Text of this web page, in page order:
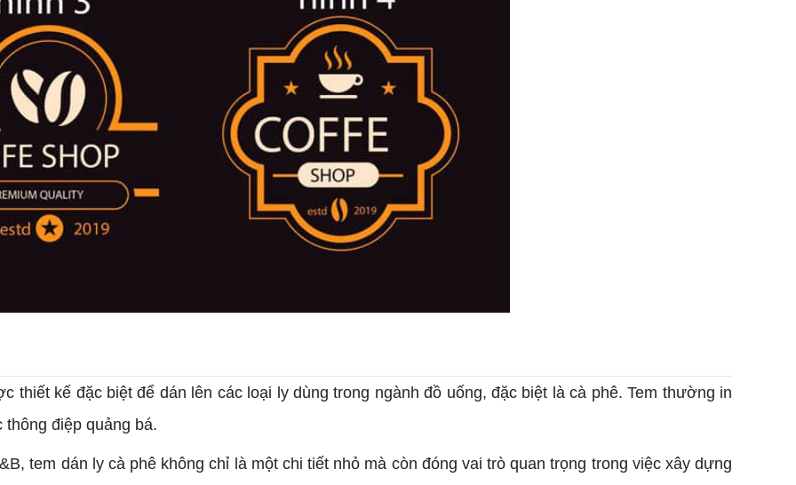
thiết kế đặc biệt để dán lên các loại ly dùng trong ngành đồ uống, đặc biệt là cà phê. Tem thường in
điệp quảng bá.
tem dán ly cà phê không chỉ là một chi tiết nhỏ mà còn đóng vai trò quan trọng trong việc xây dựng